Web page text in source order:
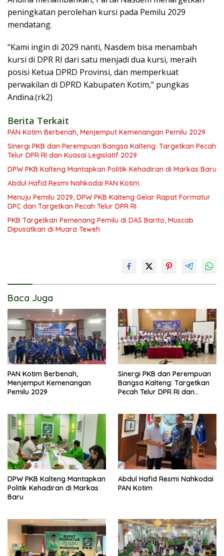
peningkatan perolehan kursi pada Pemilu 2029
mendatang.
“Kami ingin di 2029 nanti, Nasdem bisa menambah
kursi di DPR RI dari satu menjadi dua kursi, meraih
posisi Ketua DPRD Provinsi, dan memperkuat
perwakilan di DPRD Kabupaten Kotim,” pungkas
Andina.(rk2)
Berita Terkait
PAN Kotim Berbenah, Menjemput Kemenangan Pemilu 2029
Sinergi PKB dan Perempuan Bangsa Kalteng: Targetkan Pecah
Telur DPR RI dan Kuasai Legislatif 2029
DPW PKB Kalteng Mantapkan Politik Kehadiran di Markas Baru
Abdul Hafid Resmi Nahkodai PAN Kotim
Menuju Pemilu 2029, DPW PKB Kalteng Gelar Rapat Formatur
DPC dan Targetkan Pecah Telur DPR RI
PKB Targetkan Pemenang Pemilu di DAS Barito, Muscab
Dipusatkan di Muara Teweh
Baca Juga
PAN Kotim Berbenah,
Menjemput Kemenangan
Pemilu 2029
Sinergi PKB dan Perempuan
Bangsa Kalteng: Targetkan
Pecah Telur DPR RI dan
DPW PKB Kalteng Mantapkan
Politik Kehadiran di Markas
Baru
Abdul Hafid Resmi Nahkodai
PAN Kotim